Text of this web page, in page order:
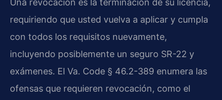
Una revocación es la terminación de su licencia,
requiriendo que usted vuelva a aplicar y cumpla
con todos los requisitos nuevamente,
incluyendo posiblemente un seguro SR-22 y
exámenes. El Va. Code § 46.2-389 enumera las
ofensas que requieren revocación, como el